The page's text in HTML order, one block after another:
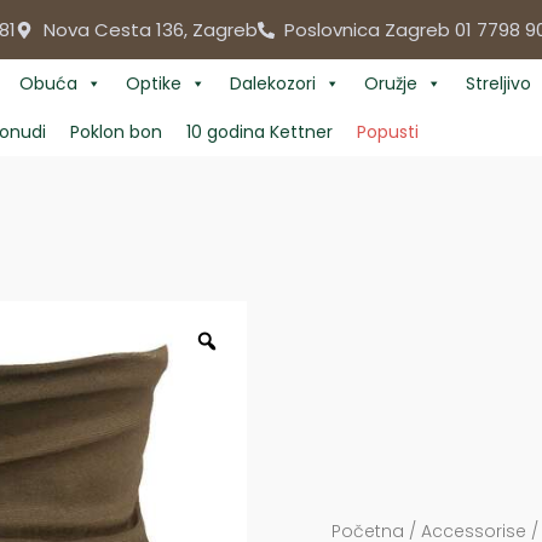
Nova Cesta 136, Zagreb Poslovnica Zagreb 01 7798
Obuća Optike Dalekozori Oružje Streljivo
Poklon bon 10 godina Kettner Popusti
Početna / Accessorise /